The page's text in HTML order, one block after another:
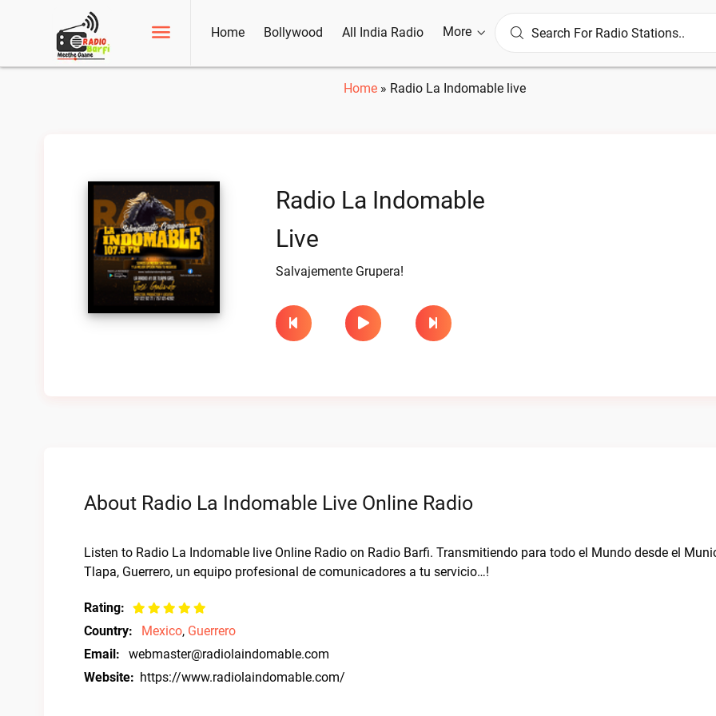
Home Bollywood All India Radio More
Home » Radio La Indomable live
Radio La Indomable
Live
Salvajemente Grupera!
About Radio La Indomable Live Online Radio
Listen to Radio La Indomable live Online Radio on Radio Barfi. Transmitiendo para todo el Mundo desde el
Tlapa, Guerrero, un equipo profesional de comunicadores a tu servicio…!
Rating:
Country:
Mexico, Guerrero
Email:
webmaster@radiolaindomable.com
Website: https://www.radiolaindomable.com/